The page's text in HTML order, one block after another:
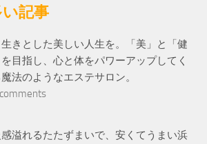
記事
きとした美しい人生を。「美」と「健
目指し、心と体をパワーアップしてく
法のようなエステサロン。
溢れるたたずまいで、安くてうまい浜